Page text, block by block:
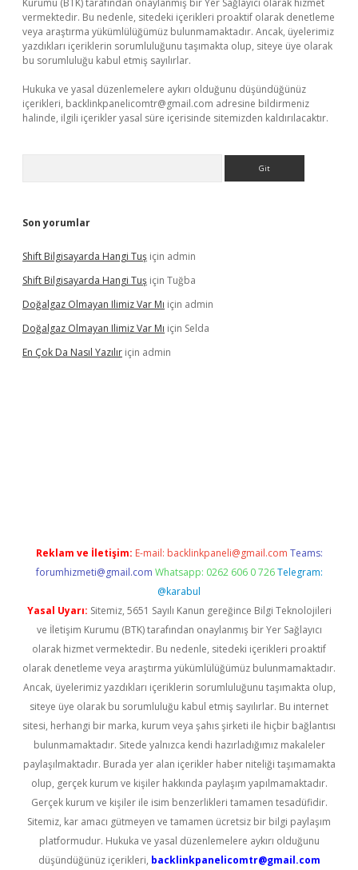
Kurumu (BTK) tarafından onaylanmış bir Yer Sağlayıcı olarak hizmet
vermektedir. Bu nedenle, sitedeki içerikleri proaktif olarak denetleme
veya araştırma yükümlülüğümüz bulunmamaktadır. Ancak, üyelerimiz
yazdıkları içeriklerin sorumluluğunu taşımakta olup, siteye üye olarak
bu sorumluluğu kabul etmiş sayılırlar.
Hukuka ve yasal düzenlemelere aykırı olduğunu düşündüğünüz
içerikleri, backlinkpanelicomtr@gmail.com adresine bildirmeniz
halinde, ilgili içerikler yasal süre içerisinde sitemizden kaldırılacaktır.
Son yorumlar
Shift Bilgisayarda Hangi Tuş için admin
Shift Bilgisayarda Hangi Tuş için Tuğba
Doğalgaz Olmayan Ilimiz Var Mı için admin
Doğalgaz Olmayan Ilimiz Var Mı için Selda
En Çok Da Nasıl Yazılır için admin
Reklam ve İletişim: E-mail: backlinkpaneli@gmail.com Teams:
forumhizmeti@gmail.com Whatsapp: 0262 606 0 726 Telegram:
@karabul
Yasal Uyarı: Sitemiz, 5651 Sayılı Kanun gereğince Bilgi Teknolojileri
ve İletişim Kurumu (BTK) tarafından onaylanmış bir Yer Sağlayıcı
olarak hizmet vermektedir. Bu nedenle, sitedeki içerikleri proaktif
olarak denetleme veya araştırma yükümlülüğümüz bulunmamaktadır.
Ancak, üyelerimiz yazdıkları içeriklerin sorumluluğunu taşımakta olup,
siteye üye olarak bu sorumluluğu kabul etmiş sayılırlar. Bu internet
sitesi, herhangi bir marka, kurum veya şahıs şirketi ile hiçbir bağlantısı
bulunmamaktadır. Sitede yalnızca kendi hazırladığımız makaleler
paylaşılmaktadır. Burada yer alan içerikler haber niteliği taşımamakta
olup, gerçek kurum ve kişiler hakkında paylaşım yapılmamaktadır.
Gerçek kurum ve kişiler ile isim benzerlikleri tamamen tesadüfidir.
Sitemiz, kar amacı gütmeyen ve tamamen ücretsiz bir bilgi paylaşım
platformudur. Hukuka ve yasal düzenlemelere aykırı olduğunu
düşündüğünüz içerikleri, backlinkpanelicomtr@gmail.com